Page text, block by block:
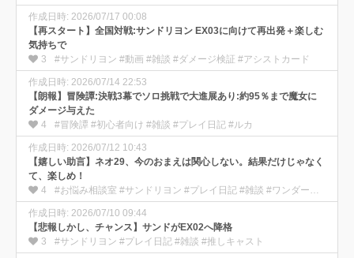
作成日時: 2026/07/17 00:08
【再スタート】全国対戦:サンドリヨン EX03に向けて再出発＋楽しむ
気持ちで
3
#サンドリヨン #動画 #雑談 #ダメージ検証 #アシストカード
作成日時: 2026/07/14 22:53
【朗報】冒険譚:決戦3幕でソロ挑戦で大進展あり:約95％まで魔女に
ダメージ与えた
4
#冒険譚 #初心者向け #雑談 #プレイ日記 #ルカ
作成日時: 2026/07/12 10:43
【嬉しい助言】ネオ29、今のおまえは関心しない。結果だけじゃなく
て、楽しめ！
4
#お悩み相談室 #サンドリヨン #プレイ日記 #雑談 #ワンダー部の使い方
作成日時: 2026/07/10 09:44
【悲報しかし、チャンス】サンドがEX02へ降格
3
#サンドリヨン #プレイ日記 #雑談 #推しキャスト